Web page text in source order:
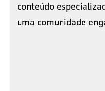
conteúdo
uma comunidade